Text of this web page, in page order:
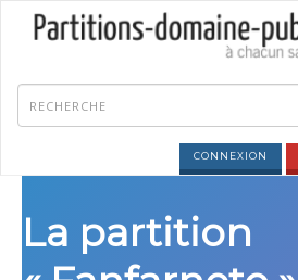
CONNEXION
La partition